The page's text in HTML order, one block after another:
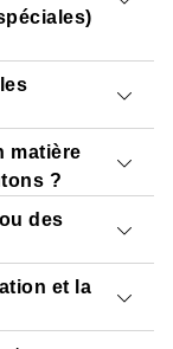
est
que pour
les
d'autres
aux
pas
NCS avec
Sigma40 et
matière
?
design existant
la disposition
pas être
des
finitions
et la